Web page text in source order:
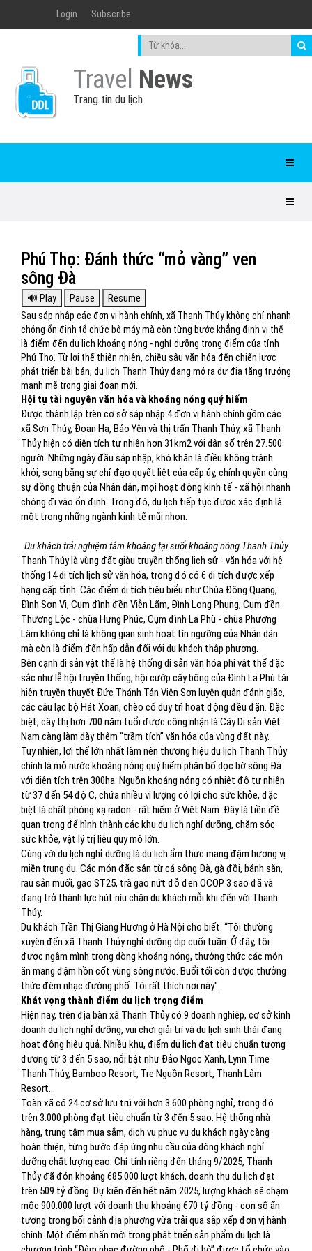
Login Subscribe
Travel News
Trang tin du lịch
Phú Thọ: Đánh thức “mỏ vàng” ven
sông Đà
Sau sáp nhập các đơn vị hành chính, xã Thanh Thủy không chỉ nhanh
chóng ổn định tổ chức bộ máy mà còn từng bước khẳng định vị thế
là điểm đến du lịch khoáng nóng - nghỉ dưỡng trọng điểm của tỉnh
Phú Thọ. Từ lợi thế thiên nhiên, chiều sâu văn hóa đến chiến lược
phát triển bài bản, du lịch Thanh Thủy đang mở ra dư địa tăng trưởng
mạnh mẽ trong giai đoạn mới.
Hội tụ tài nguyên văn hóa và khoáng nóng quý hiếm
Được thành lập trên cơ sở sáp nhập 4 đơn vị hành chính gồm các
xã Sơn Thủy, Đoan Hạ, Bảo Yên và thị trấn Thanh Thủy, xã Thanh
Thủy hiện có diện tích tự nhiên hơn 31km2 với dân số trên 27.500
người. Những ngày đầu sáp nhập, khó khăn là điều không tránh
khỏi, song bằng sự chỉ đạo quyết liệt của cấp ủy, chính quyền cùng
sự đồng thuận của Nhân dân, mọi hoạt động kinh tế - xã hội nhanh
chóng đi vào ổn định. Trong đó, du lịch tiếp tục được xác định là
một trong những ngành kinh tế mũi nhọn.
Du khách trải nghiệm tắm khoáng tại suối khoáng nóng Thanh Thủy
Thanh Thủy là vùng đất giàu truyền thống lịch sử - văn hóa với hệ
thống 14 di tích lịch sử văn hóa, trong đó có 6 di tích được xếp
hạng cấp tỉnh. Các điểm di tích tiêu biểu như Chùa Đông Quang,
Đình Sơn Vi, Cụm đình đền Viễn Lãm, Đình Long Phụng, Cụm đền
Thượng Lộc - chùa Hưng Phúc, Cụm đình La Phù - chùa Phương
Lâm không chỉ là không gian sinh hoạt tín ngưỡng của Nhân dân
mà còn là điểm đến hấp dẫn đối với du khách thập phương.
Bên cạnh di sản vật thể là hệ thống di sản văn hóa phi vật thể đặc
sắc như lễ hội truyền thống, hội cướp cây bông của Đình La Phù tái
hiện truyền thuyết Đức Thánh Tản Viên Sơn luyện quân đánh giặc,
các câu lạc bộ Hát Xoan, chèo cổ duy trì hoạt động đều đặn. Đặc
biệt, cây thị hơn 700 năm tuổi được công nhận là Cây Di sản Việt
Nam càng làm dày thêm “trầm tích” văn hóa của vùng đất này.
Tuy nhiên, lợi thế lớn nhất làm nên thương hiệu du lịch Thanh Thủy
chính là mỏ nước khoáng nóng quý hiếm phân bố dọc bờ sông Đà
với diện tích trên 300ha. Nguồn khoáng nóng có nhiệt độ tự nhiên
từ 37 đến 54 độ C, chứa nhiều vi lượng có lợi cho sức khỏe, đặc
biệt là chất phóng xạ radon - rất hiếm ở Việt Nam. Đây là tiền đề
quan trọng để hình thành các khu du lịch nghỉ dưỡng, chăm sóc
sức khỏe, vật lý trị liệu quy mô lớn.
Cùng với du lịch nghỉ dưỡng là du lịch ẩm thực mang đậm hương vị
miền trung du. Các món đặc sản từ cá sông Đà, gà đồi, bánh sắn,
rau sắn muối, gạo ST25, trà gạo nứt đỗ đen OCOP 3 sao đã và
đang trở thành lực hút níu chân du khách mỗi khi đến với Thanh
Thủy.
Du khách Trần Thị Giang Hương ở Hà Nội cho biết: “Tôi thường
xuyên đến xã Thanh Thủy nghỉ dưỡng dịp cuối tuần. Ở đây, tôi
được ngâm mình trong dòng khoáng nóng, thưởng thức các món
ăn mang đậm hồn cốt vùng sông nước. Buổi tối còn được thưởng
thức đêm nhạc đường phố. Tôi rất thích nơi này".
Khát vọng thành điểm du lịch trọng điểm
Hiện nay, trên địa bàn xã Thanh Thủy có 9 doanh nghiệp, cơ sở kinh
doanh du lịch nghỉ dưỡng, vui chơi giải trí và du lịch sinh thái đang
hoạt động hiệu quả. Nhiều khu, điểm du lịch đạt tiêu chuẩn tương
đương từ 3 đến 5 sao, nổi bật như Đảo Ngọc Xanh, Lynn Time
Thanh Thủy, Bamboo Resort, Tre Nguồn Resort, Thanh Lâm
Resort...
Toàn xã có 24 cơ sở lưu trú với hơn 3.600 phòng nghỉ, trong đó
trên 3.000 phòng đạt tiêu chuẩn từ 3 đến 5 sao. Hệ thống nhà
hàng, trung tâm mua sắm, dịch vụ phục vụ du khách ngày càng
hoàn thiện, từng bước đáp ứng nhu cầu của dòng khách nghỉ
dưỡng chất lượng cao. Chỉ tính riêng đến tháng 9/2025, Thanh
Thủy đã đón khoảng 685.000 lượt khách, doanh thu du lịch đạt
trên 509 tỷ đồng. Dự kiến đến hết năm 2025, lượng khách sẽ chạm
mốc 900.000 lượt với doanh thu khoảng 670 tỷ đồng - con số ấn
tượng trong bối cảnh địa phương vừa trải qua sắp xếp đơn vị hành
chính. Một điểm nhấn mới trong phát triển sản phẩm du lịch là